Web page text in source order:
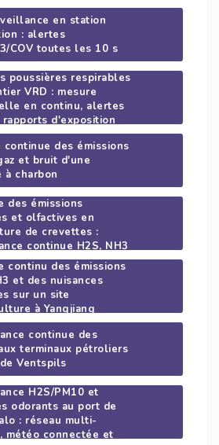
en station
: alertes
COV toutes les 10 s
poussières respirables
VRD : mesure
en continu, alertes
rapports d'exposition
continue des émissions
et bruit d'une
à charbon
des émissions
et olfactives en
de crevettes :
continue H2S, NH3
d'odeurs avec
continu des émissions
et des nuisances
sur un site
à Yangjiang
continue des
terminaux pétroliers
Ventspils
H2S/PM10 et
odorants au port de
: réseau multi-
météo connectée et